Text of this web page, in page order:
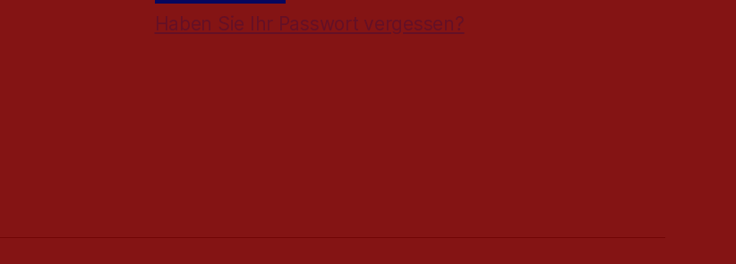
Haben Sie Ihr Passwort vergessen?